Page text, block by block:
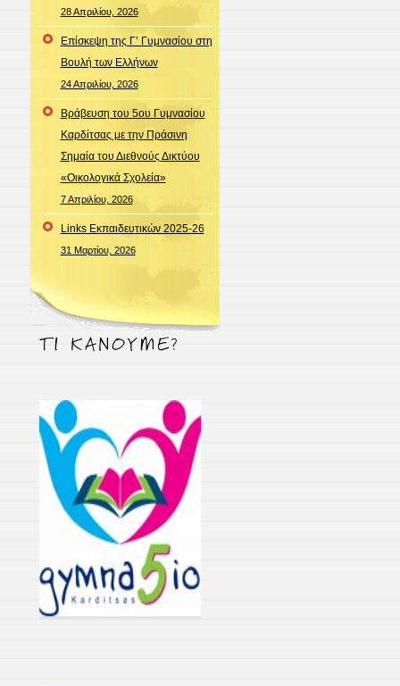
28 Απριλίου, 2026
Επίσκεψη της Γ’ Γυμνασίου στη
Βουλή των Ελλήνων
24 Απριλίου, 2026
Βράβευση του 5ου Γυμνασίου
Καρδίτσας με την Πράσινη
Σημαία του Διεθνούς Δικτύου
«Οικολογικά Σχολεία»
7 Απριλίου, 2026
Links Εκπαιδευτικών 2025-26
31 Μαρτίου, 2026